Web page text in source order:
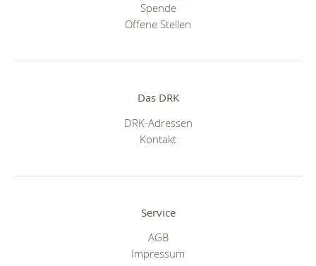
Spende
Offene Stellen
Das DRK
DRK-Adressen
Kontakt
Service
AGB
Impressum